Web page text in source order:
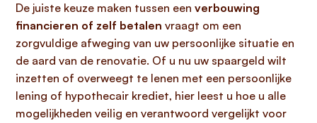
De juiste keuze maken tussen een verbouwing
financieren of zelf betalen vraagt om een
zorgvuldige afweging van uw persoonlijke situatie en
de aard van de renovatie. Of u nu uw spaargeld wilt
inzetten of overweegt te lenen met een persoonlijke
lening of hypothecair krediet, hier leest u hoe u alle
mogelijkheden veilig en verantwoord vergelijkt voor